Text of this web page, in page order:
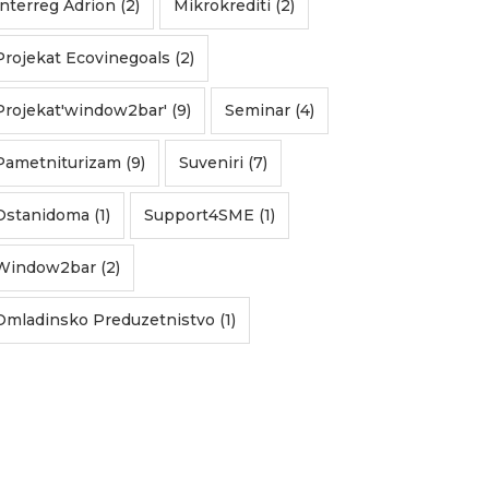
Adrion (2) Mikrokrediti (2)
Ecovinegoals (2)
(9) Seminar (4)
(9) Suveniri (7)
(1) Support4SME (1)
(2)
Preduzetnistvo (1)